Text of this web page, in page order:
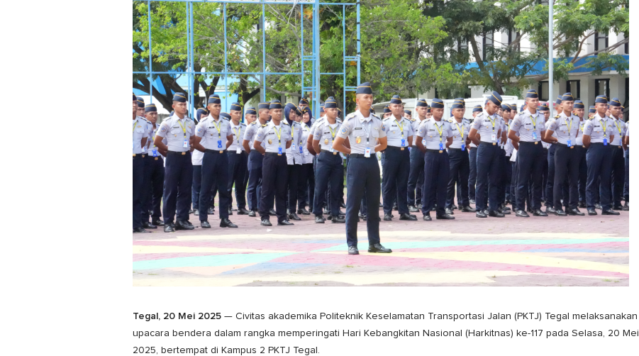
Tegal, 20 Mei 2025 — Civitas akademika Politeknik Keselamatan Transportasi Jalan (PKTJ) Tegal melaksanakan
upacara bendera dalam rangka memperingati Hari Kebangkitan Nasional (Harkitnas) ke-117 pada Selasa, 20 Mei
2025, bertempat di Kampus 2 PKTJ Tegal.